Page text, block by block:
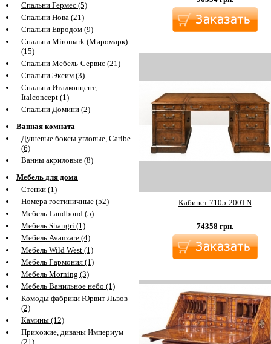
Спальни Гермес (5)
Спальни Нова (21)
Спальни Евродом (9)
Спальни Miromark (Миромарк)
(15)
Спальни Мебель-Сервис (21)
Спальни Эксим (3)
Спальни Италконцепт,
Italconcept (1)
Спальни Домини (2)
Ванная комната
Душевые боксы угловые, Caribe
(6)
Ванны акриловые (8)
Мебель для дома
Стенки (1)
Номера гостиничные (52)
Мебель Landbond (5)
Мебель Shangri (1)
Мебель Avanzare (4)
Мебель Wild West (1)
Мебель Гармония (1)
Мебель Morning (3)
Мебель Ванильное небо (1)
Комоды фабрики Юрвит Львов
(2)
Камины (12)
Прихожие, диваны Империум
(21)
Кабинет 7105-200TN
74358 грн.